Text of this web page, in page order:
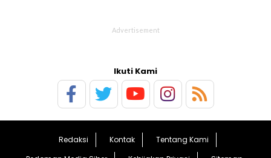
Ikuti Kami
Redaksi Kontak
Tentang Kami